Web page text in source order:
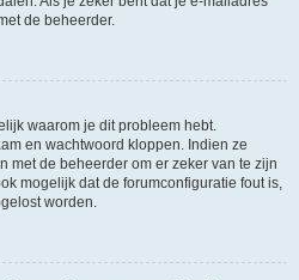
de beheerder.
waarom je dit probleem hebt.
en wachtwoord kloppen. Indien ze
met de beheerder om er zeker van te zijn
mogelijk dat de forumconfiguratie fout is,
worden.